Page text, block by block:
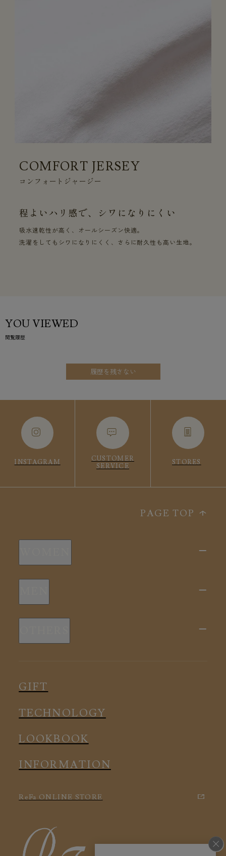
COMFORT JERSEY
コンフォートジャージー
程よいハリ感で、シワになりにくい
吸水速乾性が高く、オールシーズン快適。
洗濯をしてもシワになりにくく、さらに耐久性も高い生地。
YOU VIEWED
閲覧履歴
履歴を残さない
INSTAGRAM
CUSTOMER
SERVICE
STORES
PAGE TOP
新商品
スリープウェア
ルームウェア
アクセサリー
新商品
ルームウェア
アクセサリー
GIFT
TECHNOLOGY
LOOKBOOK
INFORMATION
ReFa ONLINE STORE